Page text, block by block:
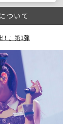
ついて
！』第1弾